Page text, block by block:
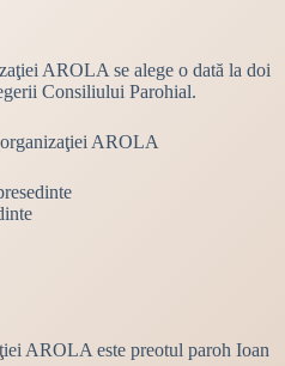
AROLA se alege o dată la doi
Consiliului Parohial.
AROLA
AROLA este preotul paroh Ioan